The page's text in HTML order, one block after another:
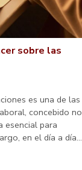
sobre las
es una de las
concebido no
esencial para
en el día a día
se vuelve
acumula